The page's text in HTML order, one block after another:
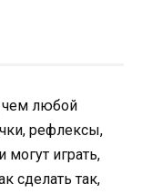
чем любой
рефлексы,
играть,
сделать так,